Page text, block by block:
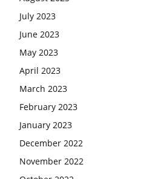
July 2023
June 2023
May 2023
April 2023
March 2023
February 2023
January 2023
December 2022
November 2022